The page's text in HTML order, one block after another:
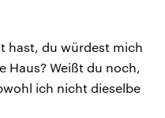
hast, du würdest mich
Haus? Weißt du noch,
ich nicht dieselbe